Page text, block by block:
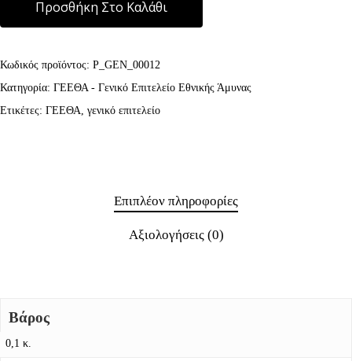
Προσθήκη Στο Καλάθι
Κωδικός προϊόντος: P_GEN_00012
Κατηγορία: ΓΕΕΘΑ - Γενικό Επιτελείο Εθνικής Άμυνας
Ετικέτες: ΓΕΕΘΑ, γενικό επιτελείο
Επιπλέον πληροφορίες
Αξιολογήσεις (0)
Βάρος
0,1 κ.